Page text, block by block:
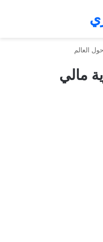
حول العالم
مالي